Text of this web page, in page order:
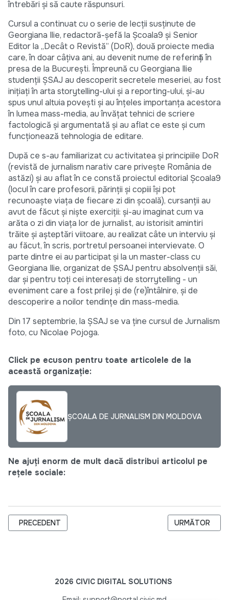
întrebări și să caute răspunsuri.
Cursul a continuat cu o serie de lecții susținute de
Georgiana Ilie, redactoră-șefă la Școala9 și Senior
Editor la „Decât o Revistă” (DoR), două proiecte media
care, în doar câțiva ani, au devenit nume de referință în
presa de la București. Împreună cu Georgiana Ilie
studenții ȘSAJ au descoperit secretele meseriei, au fost
inițiați în arta storytelling-ului și a reporting-ului, și-au
spus unul altuia povești și au înțeles importanța acestora
în lumea mass-media, au învățat tehnici de scriere
factologică și argumentată și au aflat ce este și cum
funcționează tehnologia de editare.
După ce s-au familiarizat cu activitatea și principiile DoR
(revistă de jurnalism narativ care privește România de
astăzi) și au aflat în ce constă proiectul editorial Școala9
(locul în care profesorii, părinții și copiii își pot
recunoaște viața de fiecare zi din școală), cursanții au
avut de făcut și niște exerciții: și-au imaginat cum va
arăta o zi din viața lor de jurnalist, au istorisit amintiri
trăite și așteptări viitoare, au realizat câte un interviu și
au făcut, în scris, portretul persoanei intervievate. O
parte dintre ei au participat și la un master-class cu
Georgiana Ilie, organizat de ȘSAJ pentru absolvenții săi,
dar și pentru toți cei interesați de storrytelling - un
eveniment care a fost prilej și de (re)întâlnire, și de
descoperire a noilor tendințe din mass-media.
Din 17 septembrie, la ȘSAJ se va ține cursul de Jurnalism
foto, cu Nicolae Pojoga.
Click pe ecuson pentru toate articolele de la
această organizație:
ȘCOALA DE JURNALISM DIN MOLDOVA
Ne ajuți enorm de mult dacă distribui articolul pe
rețele sociale:
ARTICOL PRECEDENT: TOAMNA LA ȘSAJ A ÎNCEPUT CU
PRECEDENT ARTICOLUL
URMĂTOR
2026 CIVIC DIGITAL SOLUTIONS